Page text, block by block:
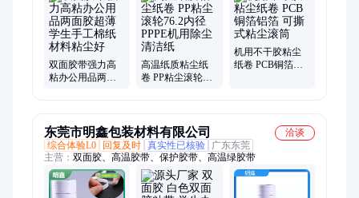
双面胶带强力高
粘办公用品两面
高温纸质粘尘纸
卷 PP粘尘滚轮
机用不干胶粘尘
纸卷 PCB铜箔铝
东莞市明鑫包装材料有限公司
洽谈
综合体验L0
回复及时 真实性已核验
广东东莞
主营： 双面胶、高温胶带、保护胶带、高温绿胶带